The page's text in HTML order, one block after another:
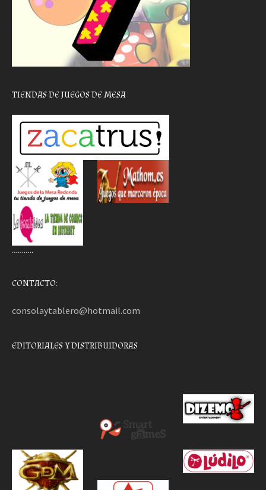
TIENDAS DE JUEGOS DE MESA
………..
CONTACTO:
consolaytablero@hotmail.com
EDITORIALES Y DISTRIBUIDORAS